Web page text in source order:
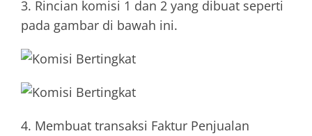
3. Rincian komisi 1 dan 2 yang dibuat seperti
pada gambar di bawah ini.
4. Membuat transaksi Faktur Penjualan